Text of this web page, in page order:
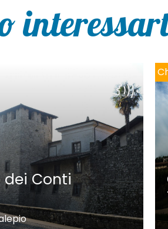
dei Conti